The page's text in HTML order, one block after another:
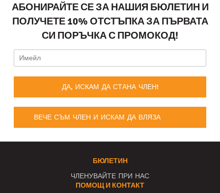
АБОНИРАЙТЕ СЕ ЗА НАШИЯ БЮЛЕТИН И
ПОЛУЧЕТЕ 10% ОТСТЪПКА ЗА ПЪРВАТА
СИ ПОРЪЧКА С ПРОМОКОД!
ДА, ИСКАМ ДА СТАНА ЧЛЕН!
ВЕЧЕ СЪМ ЧЛЕН И ИСКАМ ДА ВЛЯЗА
БЮЛЕТИН
ЧЛЕНУВАЙТЕ ПРИ НАС
ПОМОЩ И КОНТАКТ